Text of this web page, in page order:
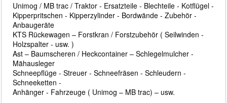
Unimog / MB trac / Traktor - Ersatzteile - Blechteile - Kotflügel -
Kipperpritschen - Kipperzylinder - Bordwände - Zubehör -
Anbaugeräte
KTS Rückewagen – Forstkran / Forstzubehör ( Seilwinden -
Holzspalter - usw. )
Ast – Baumscheren / Heckcontainer – Schlegelmulcher -
Mähausleger
Schneepflüge - Streuer - Schneefräsen - Schleudern -
Schneeketten -
Anhänger - Fahrzeuge ( Unimog – MB trac) – usw.